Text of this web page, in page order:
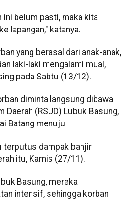
ini belum pasti, maka kita
lapangan," katanya.
yang berasal dari anak-anak,
laki-laki mengalami mual,
pada Sabtu (13/12).
diminta langsung dibawa
Daerah (RSUD) Lubuk Basung,
Batang menuju
terputus dampak banjir
itu, Kamis (27/11).
Basung, mereka
intensif, sehingga korban